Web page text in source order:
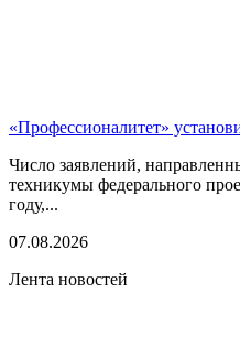
«Профессионалитет»
Число заявлений,
техникумы федерального
году,...
07.08.2026
Лента новостей